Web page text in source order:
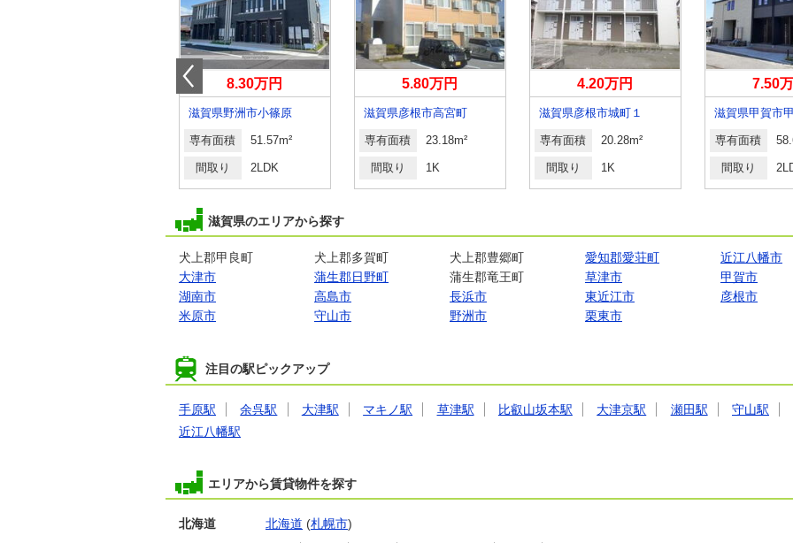
8.30万円
滋賀県野洲市小篠原
専有面積 51.57m²
間取り 2LDK
5.80万円
滋賀県彦根市高宮町
専有面積 23.18m²
間取り 1K
4.20万円
滋賀県彦根市城町１
専有面積 20.28m²
間取り 1K
7.50
専有面積
間取り
滋賀県のエリアから探す
犬上郡甲良町 犬上郡多賀町 犬上郡豊郷町 愛知郡愛荘町
近江八幡市
大津市
蒲生郡日野町 蒲生郡竜王町 草津市
甲賀市
湖南市
高島市 長浜市 東近江市
彦根市
米原市
守山市 野洲市 栗東市
注目の駅ピックアップ
手原駅 余呉駅 大津駅 マキノ駅 草津駅 比叡山坂本駅 大津京駅 瀬田駅
守山駅
近江八幡駅
エリアから賃貸物件を探す
北海道 北海道 (札幌市)